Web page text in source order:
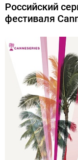
Российский
фестиваля